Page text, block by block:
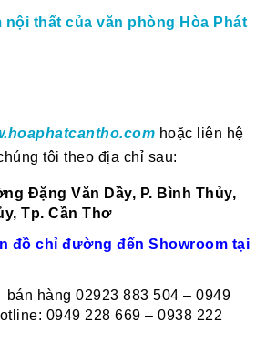
nội thất của văn phòng Hòa Phát
hoặc liên hệ
tôi theo địa chỉ sau:
Đặng Văn Dầy, P. Bình Thủy,
Tp. Cần Thơ
đồ chỉ đường đến Showroom tại
hàng 02923 883 504 – 0949
0949 228 669 – 0938 222